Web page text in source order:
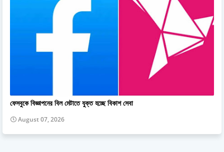
ফেসবুকে বিজ্ঞাপনের বিল মেটাতে যুক্ত হচ্ছে বিকাশ সেবা
August 07, 2026